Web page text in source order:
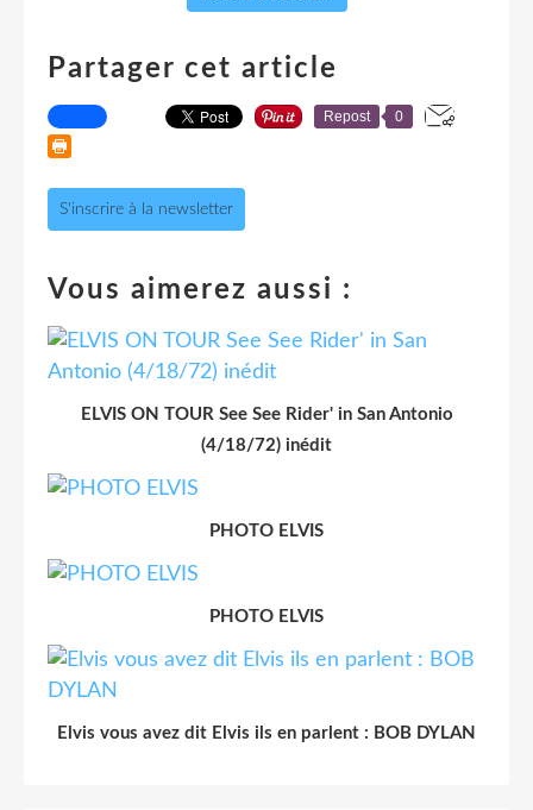
Partager cet article
Repost 0
S'inscrire à la newsletter
Vous aimerez aussi :
ELVIS ON TOUR See See Rider' in San Antonio
(4/18/72) inédit
PHOTO ELVIS
PHOTO ELVIS
Elvis vous avez dit Elvis ils en parlent : BOB DYLAN